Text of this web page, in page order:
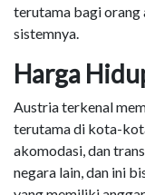
terutama bagi orang
sistemnya.
Harga
Austria terkenal
terutama di kota-
akomodasi, dan
negara lain, dan ini